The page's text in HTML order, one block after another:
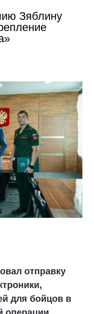
Зяблину
отправку
для бойцов в